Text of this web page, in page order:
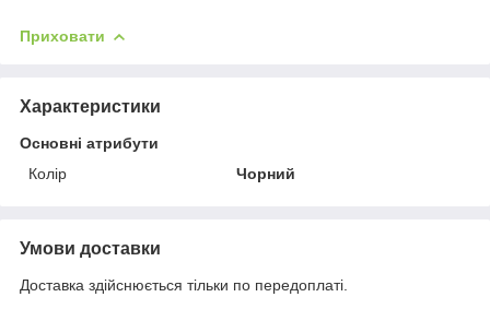
Приховати
Характеристики
Основні атрибути
Колір
Чорний
Умови доставки
Доставка здійснюється тільки по передоплаті.